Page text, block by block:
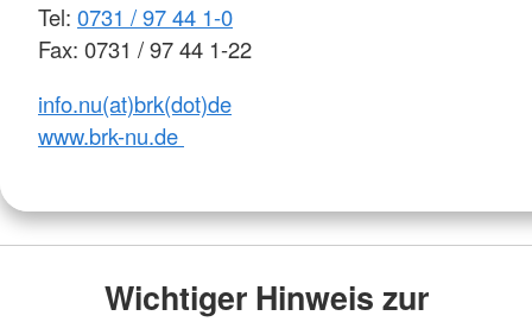
Tel: 0731 / 97 44 1-0
Fax: 0731 / 97 44 1-22
info.nu(at)brk(dot)de
www.brk-nu.de
Wichtiger Hinweis zur